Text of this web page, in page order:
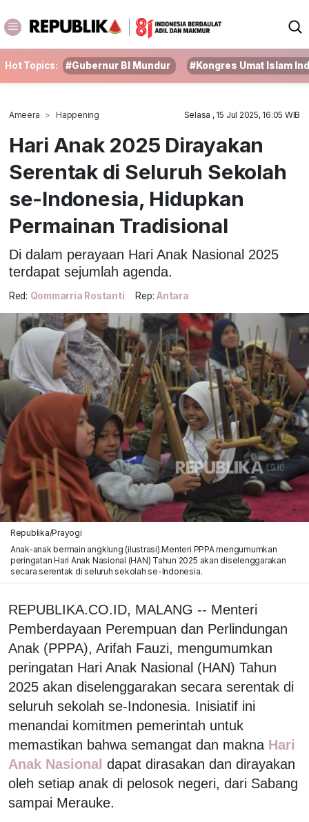
Hot Topics: #Gubernur BI Mundur #Kongres Umat Islam
Ameera Happening Selasa , 15 Jul 2025, 16:05 WIB
Hari Anak 2025 Dirayakan
Serentak di Seluruh Sekolah
se-Indonesia, Hidupkan
Permainan Tradisional
Di dalam perayaan Hari Anak Nasional 2025
terdapat sejumlah agenda.
Red: Qommarria Rostanti Rep: Antara
Republika/Prayogi
Anak-anak bermain angklung (ilustrasi).Menteri PPPA mengumumkan
peringatan Hari Anak Nasional (HAN) Tahun 2025 akan diselenggarakan
secara serentak di seluruh sekolah se-Indonesia.
REPUBLIKA.CO.ID, MALANG -- Menteri
Pemberdayaan Perempuan dan Perlindungan
Anak (PPPA), Arifah Fauzi, mengumumkan
peringatan Hari Anak Nasional (HAN) Tahun
2025 akan diselenggarakan secara serentak di
seluruh sekolah se-Indonesia. Inisiatif ini
menandai komitmen pemerintah untuk
memastikan bahwa semangat dan makna Hari
Anak Nasional dapat dirasakan dan dirayakan
oleh setiap anak di pelosok negeri, dari Sabang
sampai Merauke.